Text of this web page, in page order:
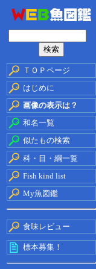
ＴＯＰページ
はじめに
画像の表示は？
和名一覧
似たもの検索
科・目・綱一覧
Fish kind list
My魚図鑑
食味レビュー
標本募集！